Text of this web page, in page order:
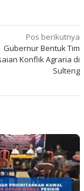
Pos berikutnya
Gubernur Bentuk Tim
Konflik Agraria di
Sulteng